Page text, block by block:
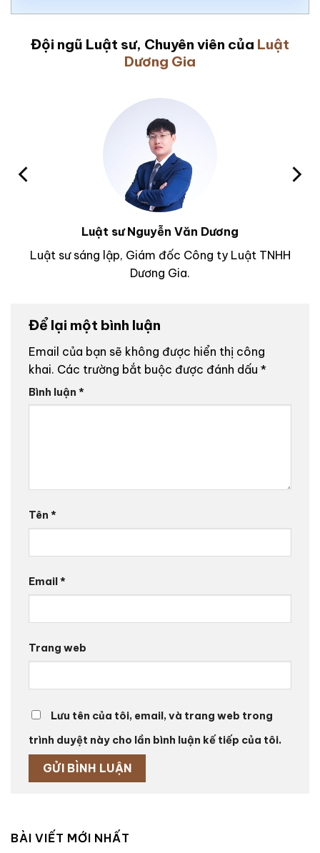
Đội ngũ Luật sư, Chuyên viên của Luật
Dương Gia
Luật sư Nguyễn Văn Dương
Luật sư sáng lập, Giám đốc Công ty Luật TNHH
Dương Gia.
Để lại một bình luận
Email của bạn sẽ không được hiển thị công
khai. Các trường bắt buộc được đánh dấu *
Bình luận *
Tên *
Email *
Trang web
Lưu tên của tôi, email, và trang web trong
trình duyệt này cho lần bình luận kế tiếp của tôi.
BÀI VIẾT MỚI NHẤT